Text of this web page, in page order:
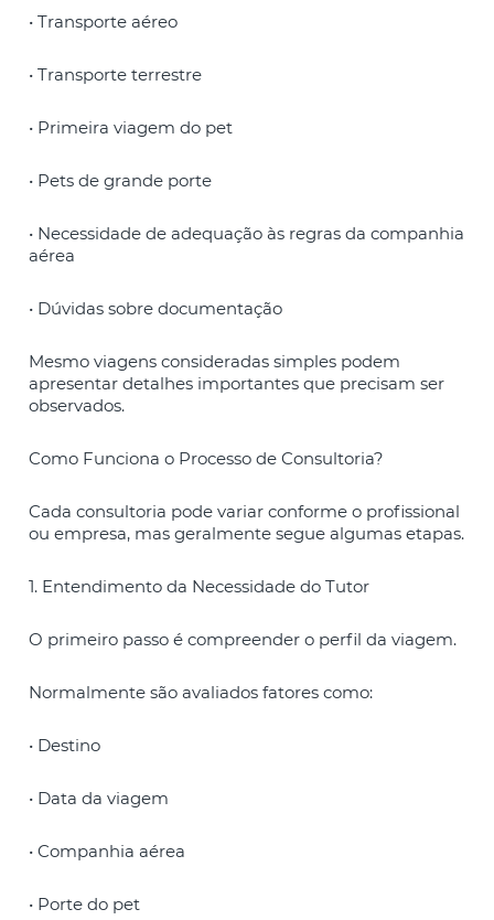
• Transporte aéreo
• Transporte terrestre
• Primeira viagem do pet
• Pets de grande porte
• Necessidade de adequação às regras da companhia
aérea
• Dúvidas sobre documentação
Mesmo viagens consideradas simples podem
apresentar detalhes importantes que precisam ser
observados.
Como Funciona o Processo de Consultoria?
Cada consultoria pode variar conforme o profissional
ou empresa, mas geralmente segue algumas etapas.
1. Entendimento da Necessidade do Tutor
O primeiro passo é compreender o perfil da viagem.
Normalmente são avaliados fatores como:
• Destino
• Data da viagem
• Companhia aérea
• Porte do pet